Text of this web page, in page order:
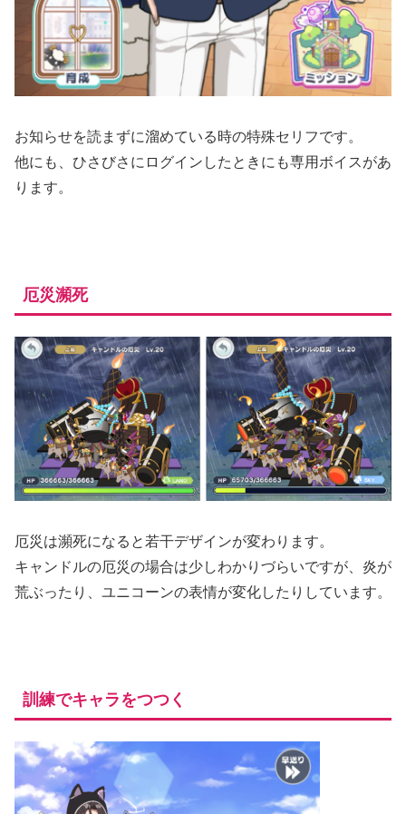
お知らせを読まずに溜めている時の特殊セリフです。
他にも、ひさびさにログインしたときにも専用ボイスがあ
ります。
厄災瀕死
厄災は瀕死になると若干デザインが変わります。
キャンドルの厄災の場合は少しわかりづらいですが、炎が
荒ぶったり、ユニコーンの表情が変化したりしています。
訓練でキャラをつつく